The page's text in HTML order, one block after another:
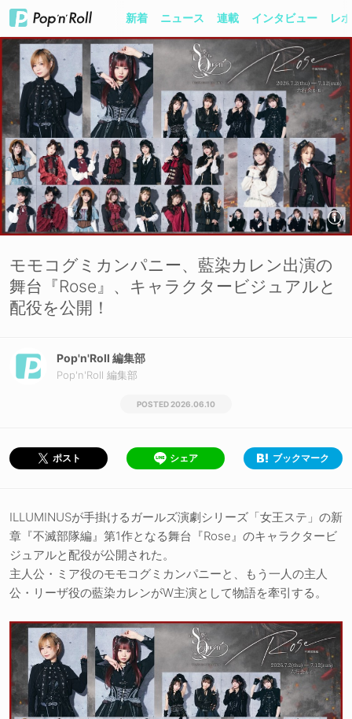
新着 ニュース 連載 インタビュー レ
モモコグミカンパニー、藍染カレン出演の
舞台『Rose』、キャラクタービジュアルと
配役を公開！
Pop'n'Roll 編集部
Pop'n'Roll 編集部
2026.06.10
ポスト シェア ブックマーク
ILLUMINUSが手掛けるガールズ演劇シリーズ「女王ステ」の新
章『不滅部隊編』第1作となる舞台『Rose』のキャラクタービ
ジュアルと配役が公開された。
主人公・ミア役のモモコグミカンパニーと、もう一人の主人
公・リーザ役の藍染カレンがW主演として物語を牽引する。